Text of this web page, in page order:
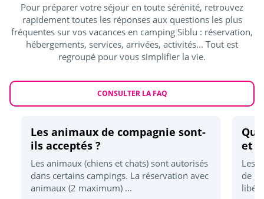
Surf <1km
Activités nature
<1km
Pêche <1km
Zoo <6km
Location vélo <1km
Pour préparer votre séjour en toute sérénité, retrouvez
rapidement toutes les réponses aux questions les plus
fréquentes sur vos vacances en camping Siblu : réservation,
hébergements, services, arrivées, activités... Tout est
regroupé pour vous simplifier la vie.
CONSULTER LA FAQ
Les animaux de compagnie sont-
ils acceptés ?
Les animaux (chiens et chats) sont autorisés
dans certains campings. La réservation avec
animaux (2 maximum) ...
et
Les
de